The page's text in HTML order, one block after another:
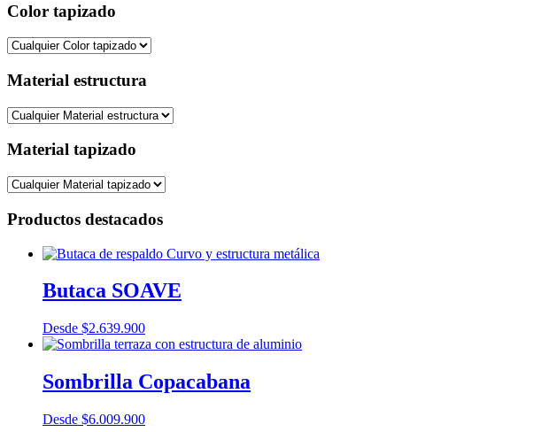
Color tapizado
Material estructura
Material tapizado
Productos destacados
Butaca SOAVE
Desde $2.639.900
Sombrilla Copacabana
Desde $6.009.900